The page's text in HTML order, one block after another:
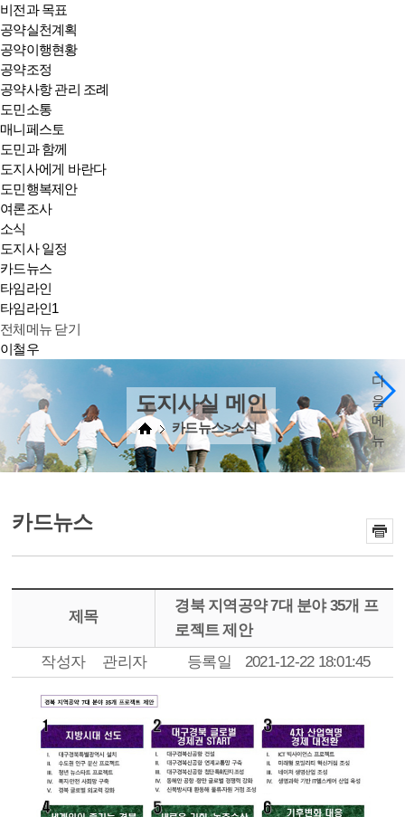
비전과 목표
공약실천계획
공약이행현황
공약조정
공약사항 관리 조례
도민소통
매니페스토
도민과 함께
도지사에게 바란다
도민행복제안
여론조사
소식
도지사 일정
카드뉴스
타임라인
타임라인1
전체메뉴 닫기
이철우
다
음
메
뉴
도지사실 메인
카드뉴스>소식
카드뉴스
제목
경북 지역공약 7대 분야 35개 프
로젝트 제안
등록일
2021-12-22 18:01:45
작성자 관리자